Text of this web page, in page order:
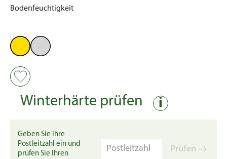
Bodenfeuchtigkeit
Winterhärte prüfen i
Geben Sie Ihre
Postleitzahl ein und
prüfen Sie Ihren
Prüfen